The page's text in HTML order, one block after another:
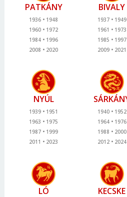
PATKÁNY
1936
1948
1960
1972
1984
1996
2008
2020
BIVALY
1937
1949
1961
1973
1985
1997
2009
2021
NYÚL
1939
1951
1963
1975
1987
1999
2011
2023
1940
1952
1964
1976
1988
2000
2012
2024
LÓ KECSKE